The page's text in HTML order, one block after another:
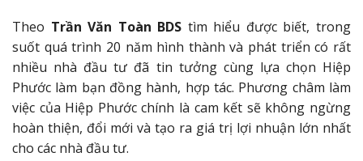
Theo Trần Văn Toàn BDS tìm hiểu được biết, trong
suốt quá trình 20 năm hình thành và phát triển có rất
nhiều nhà đầu tư đã tin tưởng cùng lựa chọn Hiệp
Phước làm bạn đồng hành, hợp tác. Phương châm làm
việc của Hiệp Phước chính là cam kết sẽ không ngừng
hoàn thiện, đổi mới và tạo ra giá trị lợi nhuận lớn nhất
cho các nhà đầu tư.